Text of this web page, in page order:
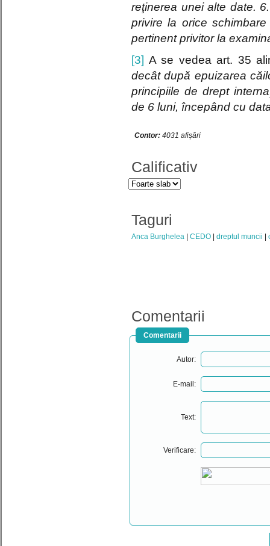
reţinerea unei alte date.
privire la orice
pertinent privitor la
[3] A se vedea art. 35
decât după epuizarea
principiile de drept
de 6 luni, începând cu
Contor: 4031 afișări
Calificativ
Taguri
Anca Burghelea CEDO dreptul muncii
Comentarii
Comentarii
Autor:
E-mail:
Text:
Verificare: